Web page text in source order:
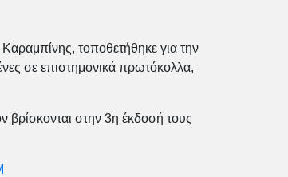
τοποθετήθηκε για την
σε επιστημονικά πρωτόκολλα,
βρίσκονται στην 3η έκδοσή τους